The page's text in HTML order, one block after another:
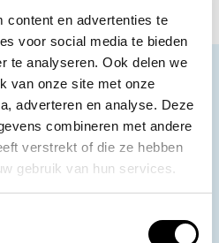
content en advertenties te
voor social media te bieden
te analyseren. Ook delen we
van onze site met onze
adverteren en analyse. Deze
combineren met andere
verstrekt of die ze hebben
gebruik van hun services.
je klaar.
aanbiedingen en